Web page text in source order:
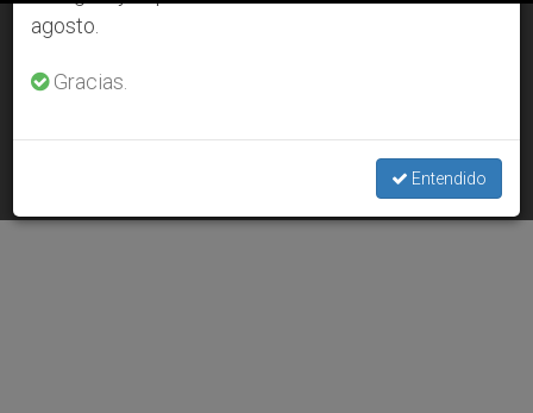
El Papa visitará la parroquia romana del Sagrado Corazón de
JAN 09, 2014 00:00
agosto.
Gracias.
Entendido